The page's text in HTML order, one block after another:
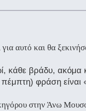
αυτό και θα
κάθε βράδυ,
φράση
στην Άνω